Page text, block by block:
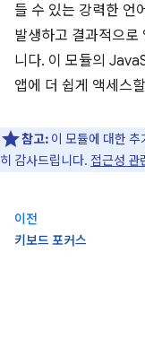
들 수 있는 강력한 언
발생하고 결과적으로
니다. 이 모듈의
앱에 더 쉽게 액세스
참고: 이 모듈에 대한 추
히 감사드립니다. 접근성 관
이전
키보드 포커스